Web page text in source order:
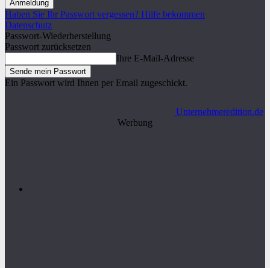
Haben Sie Ihr Passwort vergessen? Hilfe bekommen
Datenschutz
Passwort-Wiederherstellung
Passwort zurücksetzen
Ihre E-Mail-Adresse
Ein Passwort wird Ihnen per Email zugeschickt.
Unternehmeredition.de
Werbung